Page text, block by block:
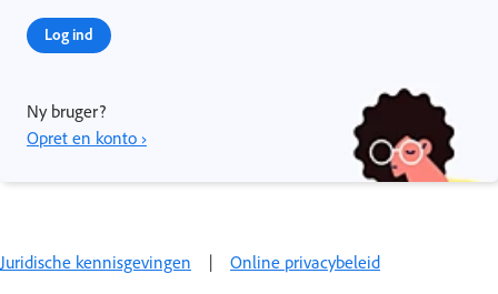
Log ind
Ny bruger?
Opret en konto ›
Juridische kennisgevingen | Online privacybeleid